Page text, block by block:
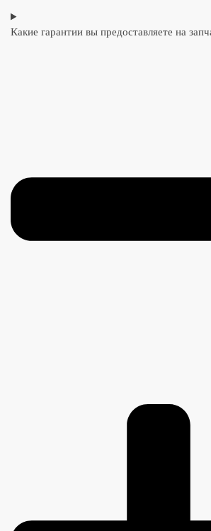
Какие гарантии вы предоставляете на